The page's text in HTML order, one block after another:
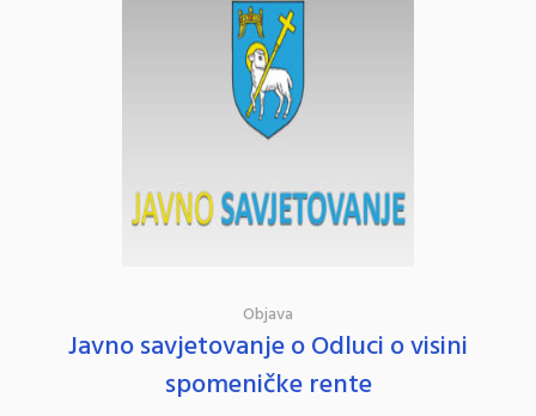
Objava
Javno savjetovanje o Odluci o visini
spomeničke rente